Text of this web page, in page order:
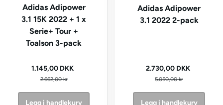
Adidas Adipower
3.1 15K 2022 + 1 x
Serie+ Tour +
Toalson 3-pack
Kampanjepris
1.145,00 DKK
Vanlig pris
2.662,00 kr
Legg i handlekurv
Adidas Adipower
3.1 2022 2-pack
Kampanjepris
2.730,00 DKK
Vanlig pris
5.050,00 kr
Legg i handlekurv